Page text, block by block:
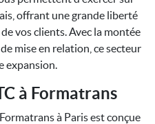
offrant une grande liberté
vos clients. Avec la montée
mise en relation, ce secteur
expansion.
à Formatrans
à Paris est conçue